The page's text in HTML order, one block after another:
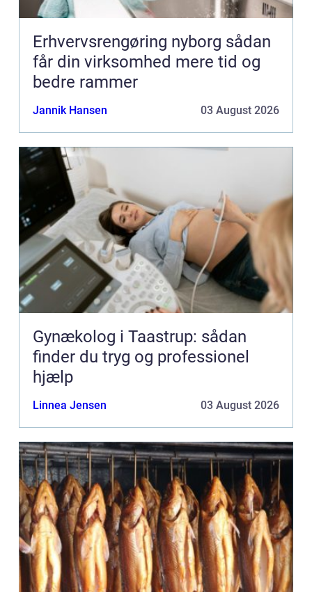
Erhvervsrengøring nyborg sådan
får din virksomhed mere tid og
bedre rammer
Jannik Hansen 03 August 2026
Gynækolog i Taastrup: sådan
finder du tryg og professionel
hjælp
Linnea Jensen 03 August 2026